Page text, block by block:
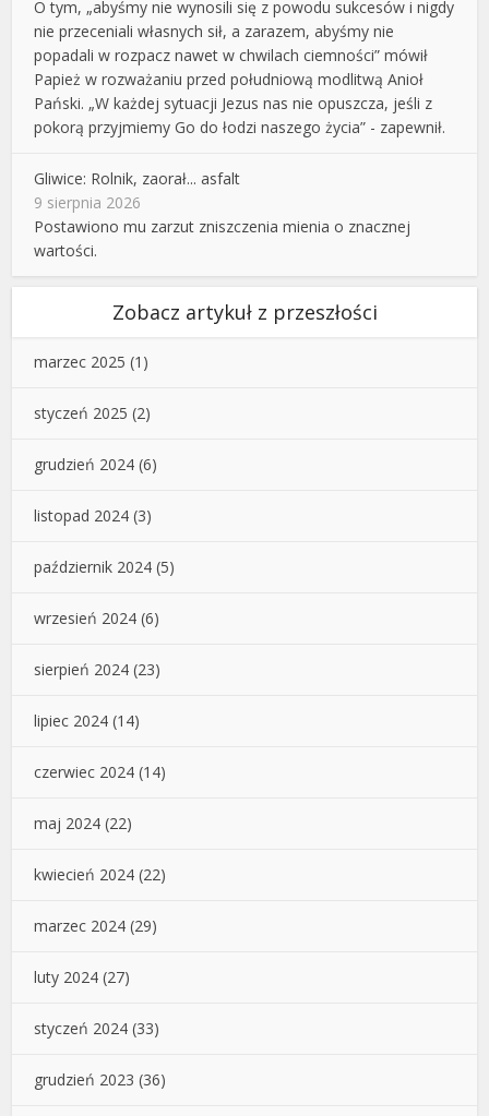
O tym, „abyśmy nie wynosili się z powodu sukcesów i nigdy
nie przeceniali własnych sił, a zarazem, abyśmy nie
popadali w rozpacz nawet w chwilach ciemności” mówił
Papież w rozważaniu przed południową modlitwą Anioł
Pański. „W każdej sytuacji Jezus nas nie opuszcza, jeśli z
pokorą przyjmiemy Go do łodzi naszego życia” - zapewnił.
Gliwice: Rolnik, zaorał... asfalt
9 sierpnia 2026
Postawiono mu zarzut zniszczenia mienia o znacznej
wartości.
Zobacz artykuł z przeszłości
marzec 2025 (1)
styczeń 2025 (2)
grudzień 2024 (6)
listopad 2024 (3)
październik 2024 (5)
wrzesień 2024 (6)
sierpień 2024 (23)
lipiec 2024 (14)
czerwiec 2024 (14)
maj 2024 (22)
kwiecień 2024 (22)
marzec 2024 (29)
luty 2024 (27)
styczeń 2024 (33)
grudzień 2023 (36)